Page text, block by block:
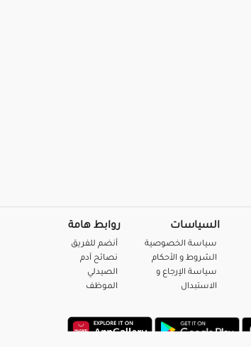
السياسات
سياسة الخصوصية
الشروط و الأحكام
سياسة الإرجاع و
الاستبدال
روابط هامة
أنضم للفريق
نصائح آدم
الصيدلي
الموظف